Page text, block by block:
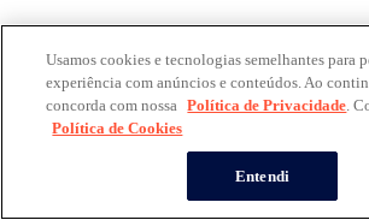
Usamos cookies e tecnologias semelhantes para
experiência com anúncios e conteúdos. Ao
concorda com nossa Política de Privacidade.
Política de Cookies
Entendi